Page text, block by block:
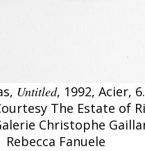
Untitled, 1992, Acier,
The Estate of
Christophe
Rebecca Fanuele